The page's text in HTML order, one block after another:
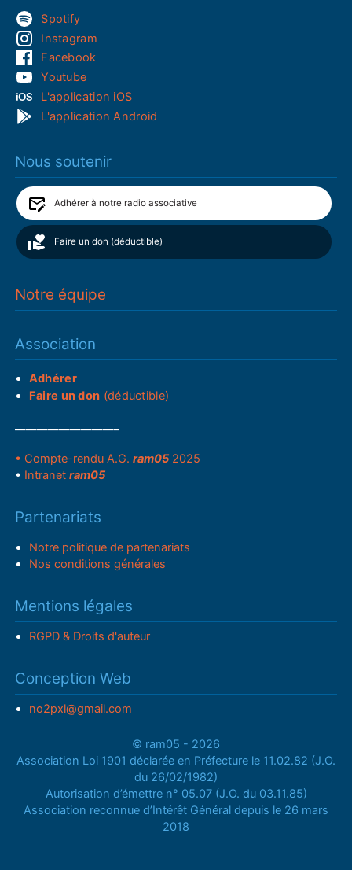
Spotify
Instagram
Facebook
Youtube
L'application iOS
L'application Android
Nous soutenir
Adhérer à notre radio associative
Faire un don (déductible)
Notre équipe
Association
Adhérer
Faire un don (déductible)
• Compte-rendu A.G.ram05 2025
• Intranetram05
Partenariats
Notre politique de partenariats
Nos conditions générales
Mentions légales
RGPD & Droits d'auteur
Conception Web
no2pxl@gmail.com
© ram05 - 2026
Association Loi 1901 déclarée en Préfecture le 11.02.82 (J.O.
du 26/02/1982)
Autorisation d’émettre n° 05.07 (J.O. du 03.11.85)
Association reconnue d’Intérêt Général depuis le 26 mars
2018